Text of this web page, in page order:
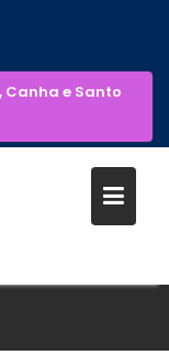
Canha e Santo